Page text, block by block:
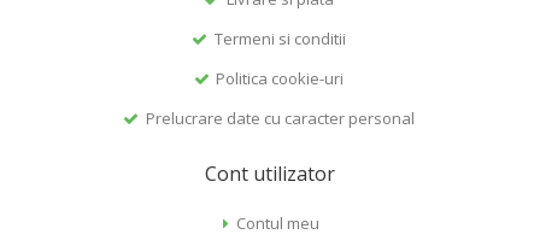
Termeni si conditii
Politica cookie-uri
Prelucrare date cu caracter personal
Cont utilizator
Contul meu